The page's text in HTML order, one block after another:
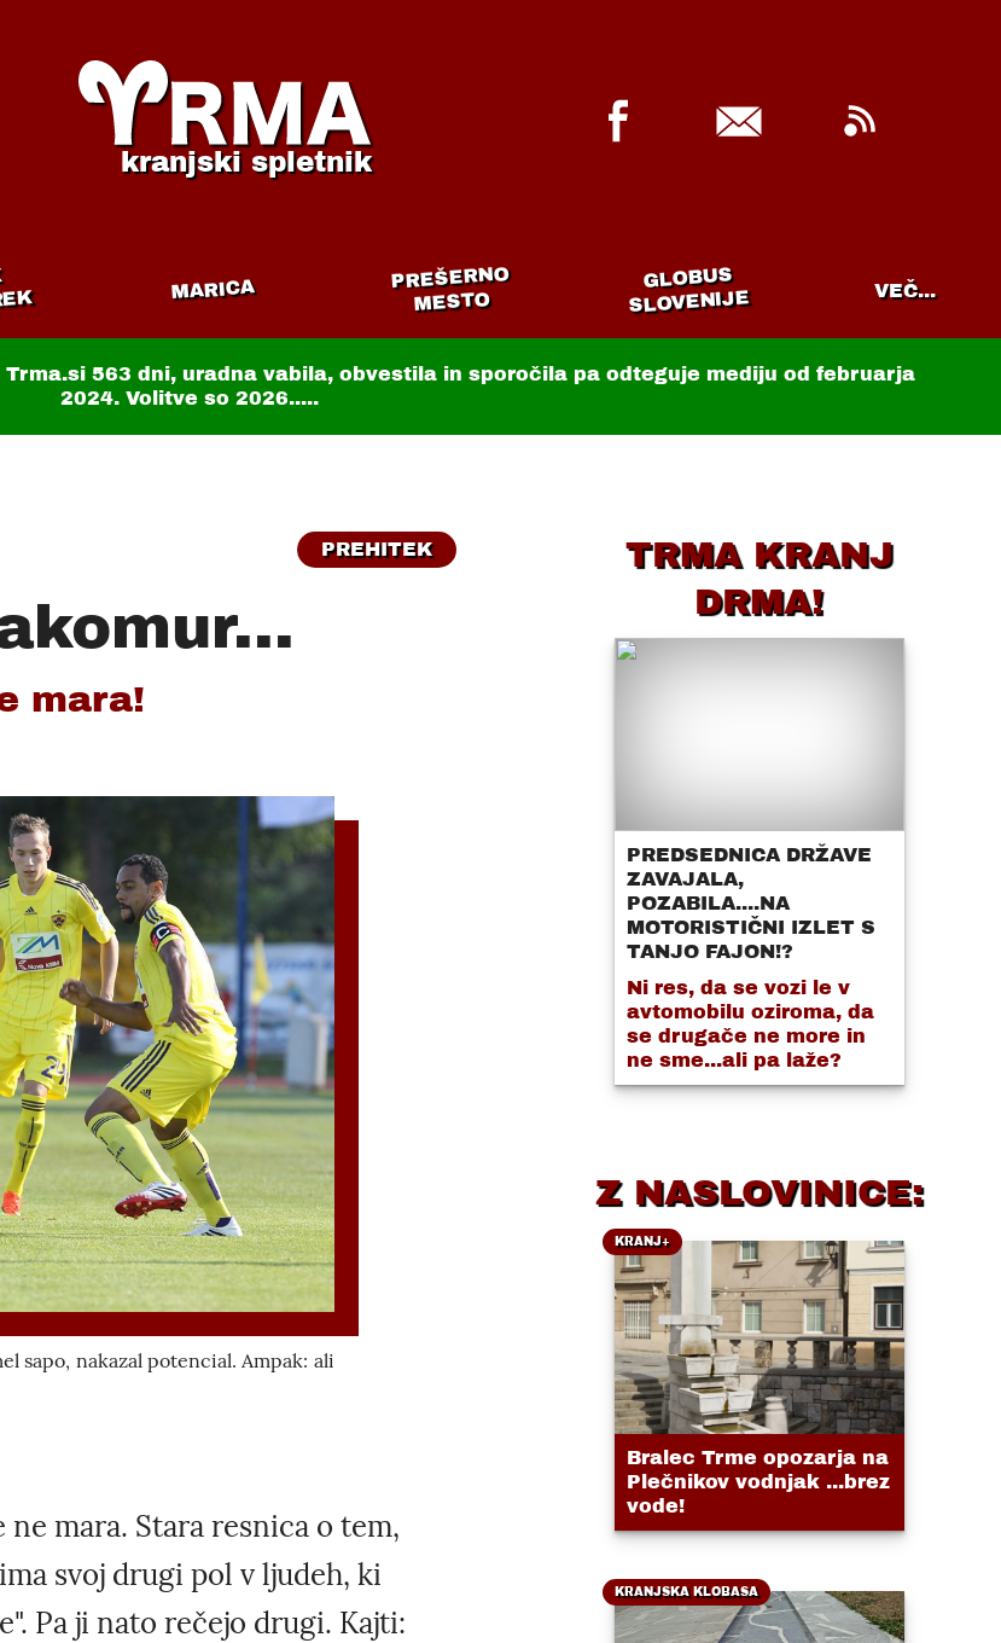
kranjski spletnik
MARICA PREŠERNO
MESTO
GLOBUS
SLOVENIJE VEČ...
Trma.si 563 dni, uradna vabila, obvestila in sporočila pa odteguje mediju od februarja
2024. Volitve so 2026.....
PREHITEK
mara!
sapo, nakazal potencial. Ampak: ali
mara. Stara resnica o tem,
svoj drugi pol v ljudeh, ki
Pa ji nato rečejo drugi. Kajti:
TRMA KRANJ
DRMA!
PREDSEDNICA DRŽAVE
ZAVAJALA,
POZABILA....NA
MOTORISTIČNI IZLET S
TANJO FAJON!?
Ni res, da se vozi le v
avtomobilu oziroma, da
se drugače ne more in
ne sme...ali pa laže?
Z NASLOVINICE:
KRANJ+
Bralec Trme opozarja na
Plečnikov vodnjak ...brez
vode!
KRANJSKA KLOBASA